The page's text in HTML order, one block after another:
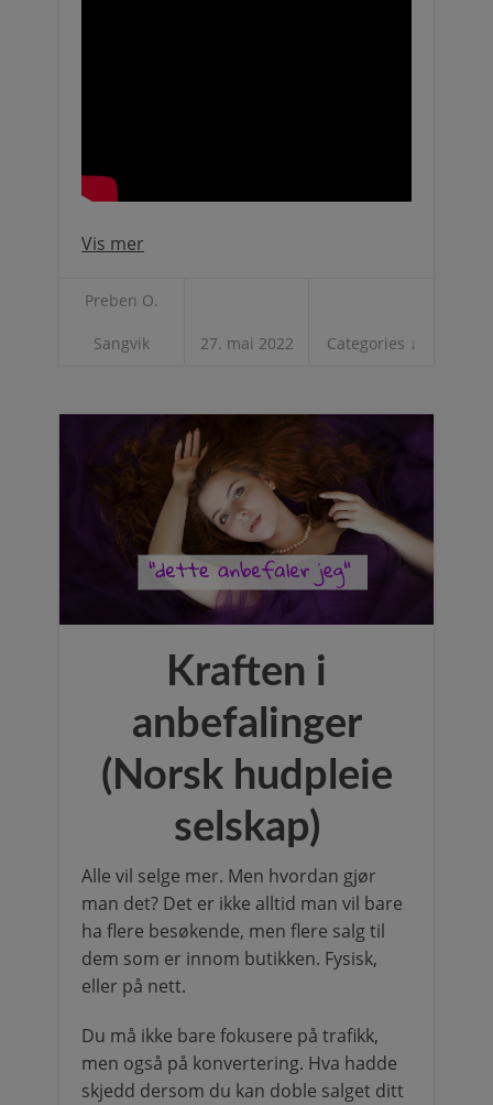
Vis mer
Preben O.
Sangvik 27. mai 2022 Categories ↓
Kraften i
anbefalinger
(Norsk hudpleie
selskap)
Alle vil selge mer. Men hvordan gjør
man det? Det er ikke alltid man vil bare
ha flere besøkende, men flere salg til
dem som er innom butikken. Fysisk,
eller på nett.
Du må ikke bare fokusere på trafikk,
men også på konvertering. Hva hadde
skjedd dersom du kan doble salget ditt